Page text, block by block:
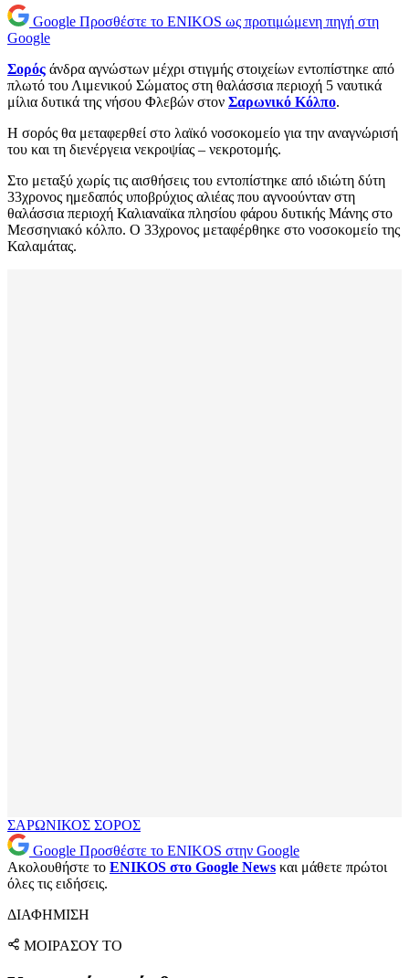
Google Προσθέστε το ENIKOS ως προτιμώμενη πηγή στη
Google
Σορός άνδρα αγνώστων μέχρι στιγμής στοιχείων εντοπίστηκε από
πλωτό του Λιμενικού Σώματος στη θαλάσσια περιοχή 5 ναυτικά
μίλια δυτικά της νήσου Φλεβών στον Σαρωνικό Κόλπο.
Η σορός θα μεταφερθεί στο λαϊκό νοσοκομείο για την αναγνώρισή
του και τη διενέργεια νεκροψίας – νεκροτομής.
Στο μεταξύ χωρίς τις αισθήσεις του εντοπίστηκε από ιδιώτη δύτη
33χρονος ημεδαπός υποβρύχιος αλιέας που αγνοούνταν στη
θαλάσσια περιοχή Καλιαναϊκα πλησίου φάρου δυτικής Μάνης στο
Μεσσηνιακό κόλπο. Ο 33χρονος μεταφέρθηκε στο νοσοκομείο της
Καλαμάτας.
ΣΑΡΩΝΙΚΟΣ ΣΟΡΟΣ
Google Προσθέστε το ENIKOS στην Google
Ακολουθήστε το ENIKOS στο Google News και μάθετε πρώτοι
όλες τις ειδήσεις.
ΔΙΑΦΗΜΙΣΗ
ΜΟΙΡΑΣΟΥ ΤΟ